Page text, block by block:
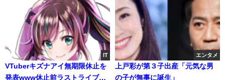
IT
VTuberキズナアイ無期限休止を
発表www休止前ラストライブも
エンタメ
上戸彩が第３子出産「元気な男
の子が無事に誕生」